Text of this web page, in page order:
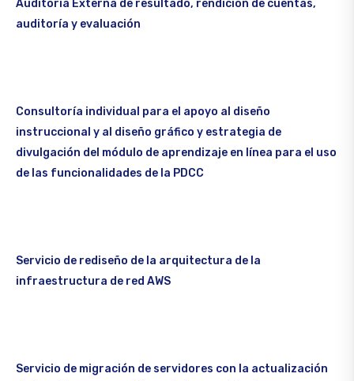
Auditoría Externa de resultado, rendición de cuentas,
auditoría y evaluación
Consultoría individual para el apoyo al diseño
instruccional y al diseño gráfico y estrategia de
divulgación del módulo de aprendizaje en línea para el uso
de las funcionalidades de la PDCC
Servicio de rediseño de la arquitectura de la
infraestructura de red AWS
Servicio de migración de servidores con la actualización